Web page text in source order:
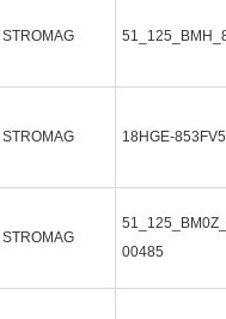
STROMAG
STROMAG 18HGE-
STROMAG
00485